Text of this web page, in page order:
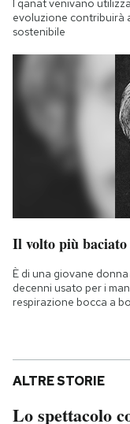
I qanat venivano
evoluzione contribuirà
sostenibile
Il volto più
È di una giovane
decenni usato per i
respirazione bocca a
ALTRE STORIE
Lo spettacolo